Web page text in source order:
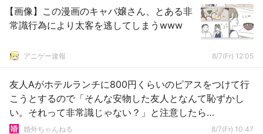
【画像】この漫画のキャバ嬢さん、とある非
常識行為により太客を逃してしまうwww
アニゲー速報 8/7(Fr) 12:05
友人Aがホテルランチに800円くらいのピアスをつけて行
こうとするので「そんな安物した友人となんて恥ずかし
い。それって非常識じゃない？」と注意したら…
婚外ちゃんねる 8/7(Fr) 10:47